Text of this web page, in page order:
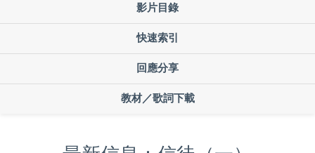
影片目錄
快速索引
回應分享
教材／歌詞下載